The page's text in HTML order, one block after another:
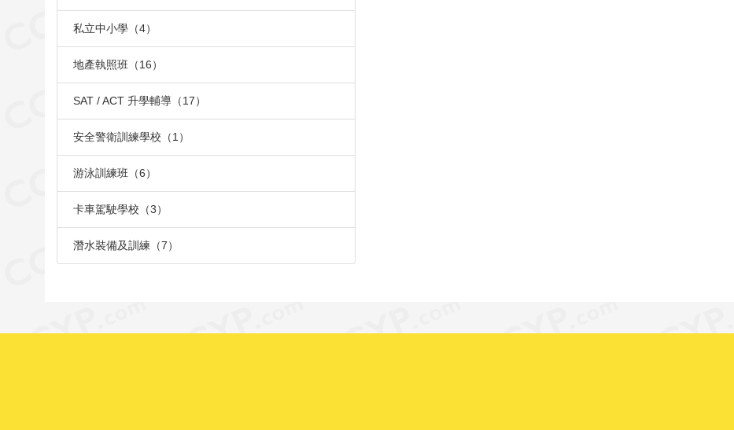
私立中小學（4）
地產執照班（16）
SAT / ACT 升學輔導（17）
安全警衛訓練學校（1）
游泳訓練班（6）
卡車駕駛學校（3）
潛水裝備及訓練（7）